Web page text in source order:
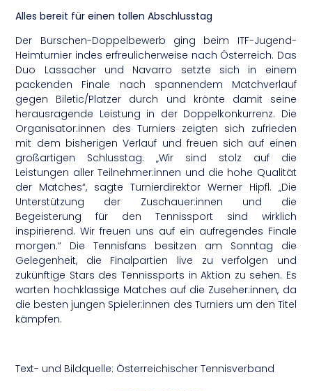
Alles bereit für einen tollen Abschlusstag
Der Burschen-Doppelbewerb ging beim ITF-Jugend-
Heimturnier indes erfreulicherweise nach Österreich. Das
Duo Lassacher und Navarro setzte sich in einem
packenden Finale nach spannendem Matchverlauf
gegen Biletic/Platzer durch und krönte damit seine
herausragende Leistung in der Doppelkonkurrenz. Die
Organisator:innen des Turniers zeigten sich zufrieden
mit dem bisherigen Verlauf und freuen sich auf einen
großartigen Schlusstag. „Wir sind stolz auf die
Leistungen aller Teilnehmer:innen und die hohe Qualität
der Matches“, sagte Turnierdirektor Werner Hipfl. „Die
Unterstützung der Zuschauer:innen und die
Begeisterung für den Tennissport sind wirklich
inspirierend. Wir freuen uns auf ein aufregendes Finale
morgen.“ Die Tennisfans besitzen am Sonntag die
Gelegenheit, die Finalpartien live zu verfolgen und
zukünftige Stars des Tennissports in Aktion zu sehen. Es
warten hochklassige Matches auf die Zuseher:innen, da
die besten jungen Spieler:innen des Turniers um den Titel
kämpfen.
Text- und Bildquelle: Österreichischer Tennisverband